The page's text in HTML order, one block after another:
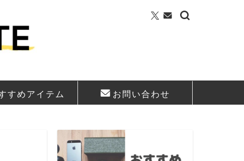
すめアイテム お問い合わせ